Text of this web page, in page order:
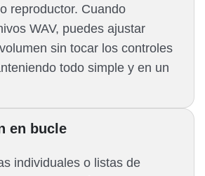
reproductor. Cuando
WAV, puedes ajustar
sin tocar los controles
todo simple y en un
en bucle
individuales o listas de